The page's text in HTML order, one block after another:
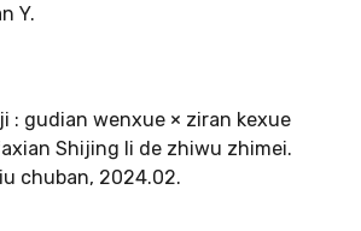
Y.
: gudian wenxue × ziran kexue
Shijing li de zhiwu zhimei.
chuban, 2024.02.